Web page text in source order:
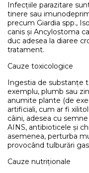
Infecțiile parazitare
tinere sau
precum Giardia spp.,
canis și Ancylostoma
duc adesea la diaree
tratament.
Cauze toxicologice
Ingestia de substanțe
exemplu, plumb sau
anumite plante (de
artificiali, cum ar fi
câini, adesea cu
AINS, antibioticele și
asemenea, perturba
provocând tulburări
Cauze nutriționale